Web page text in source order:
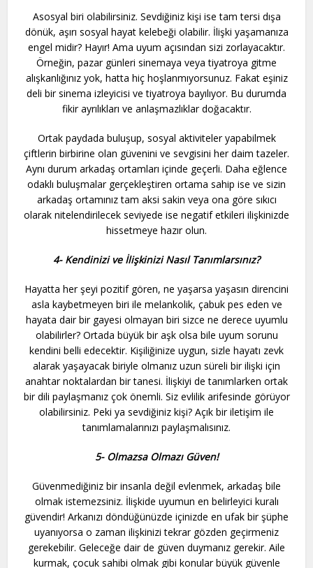
Asosyal biri olabilirsiniz. Sevdiğiniz kişi ise tam tersi dışa
dönük, aşırı sosyal hayat kelebeği olabilir. İlişki yaşamanıza
engel midir? Hayır! Ama uyum açısından sizi zorlayacaktır.
Örneğin, pazar günleri sinemaya veya tiyatroya gitme
alışkanlığınız yok, hatta hiç hoşlanmıyorsunuz. Fakat eşiniz
deli bir sinema izleyicisi ve tiyatroya bayılıyor. Bu durumda
fikir ayrılıkları ve anlaşmazlıklar doğacaktır.
Ortak paydada buluşup, sosyal aktiviteler yapabilmek
çiftlerin birbirine olan güvenini ve sevgisini her daim tazeler.
Aynı durum arkadaş ortamları içinde geçerli. Daha eğlence
odaklı buluşmalar gerçekleştiren ortama sahip ise ve sizin
arkadaş ortamınız tam aksi sakin veya ona göre sıkıcı
olarak nitelendirilecek seviyede ise negatif etkileri ilişkinizde
hissetmeye hazır olun.
4- Kendinizi ve İlişkinizi Nasıl Tanımlarsınız?
Hayatta her şeyi pozitif gören, ne yaşarsa yaşasın direncini
asla kaybetmeyen biri ile melankolik, çabuk pes eden ve
hayata dair bir gayesi olmayan biri sizce ne derece uyumlu
olabilirler? Ortada büyük bir aşk olsa bile uyum sorunu
kendini belli edecektir. Kişiliğinize uygun, sizle hayatı zevk
alarak yaşayacak biriyle olmanız uzun süreli bir ilişki için
anahtar noktalardan bir tanesi. İlişkiyi de tanımlarken ortak
bir dili paylaşmanız çok önemli. Siz evlilik arifesinde görüyor
olabilirsiniz. Peki ya sevdiğiniz kişi? Açık bir iletişim ile
tanımlamalarınızı paylaşmalısınız.
5- Olmazsa Olmazı Güven!
Güvenmediğiniz bir insanla değil evlenmek, arkadaş bile
olmak istemezsiniz. İlişkide uyumun en belirleyici kuralı
güvendir! Arkanızı döndüğünüzde içinizde en ufak bir şüphe
uyanıyorsa o zaman ilişkinizi tekrar gözden geçirmeniz
gerekebilir. Geleceğe dair de güven duymanız gerekir. Aile
kurmak, çocuk sahibi olmak gibi konular büyük güvenle